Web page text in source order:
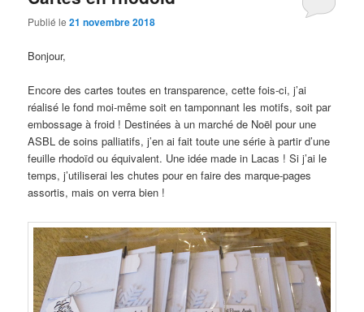
Publié le21 novembre 2018
Bonjour,
Encore des cartes toutes en transparence, cette fois-ci, j’ai
réalisé le fond moi-même soit en tamponnant les motifs, soit par
embossage à froid ! Destinées à un marché de Noël pour une
ASBL de soins palliatifs, j’en ai fait toute une série à partir d’une
feuille rhodoïd ou équivalent. Une idée made in Lacas ! Si j’ai le
temps, j’utiliserai les chutes pour en faire des marque-pages
assortis, mais on verra bien !